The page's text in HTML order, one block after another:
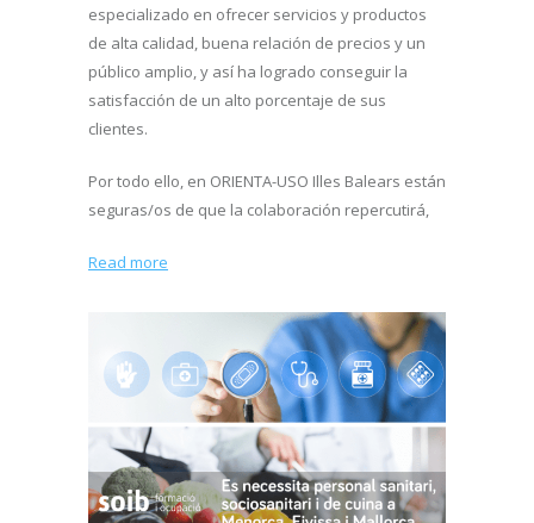
especializado en ofrecer servicios y productos
de alta calidad, buena relación de precios y un
público amplio, y así ha logrado conseguir la
satisfacción de un alto porcentaje de sus
clientes.
Por todo ello, en ORIENTA-USO Illes Balears están
seguras/os de que la colaboración repercutirá,
Read more